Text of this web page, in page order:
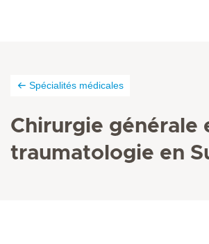
Spécialités médicales
Chirurgie générale
traumatologie en